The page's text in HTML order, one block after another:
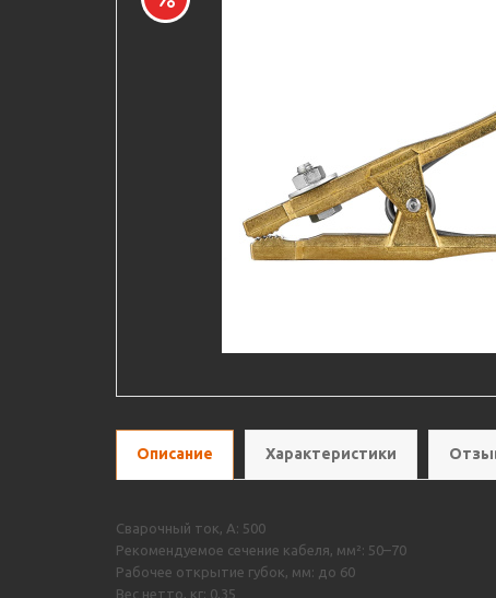
Описание Характеристики
Сварочный ток, А: 500
Рекомендуемое сечение кабеля, мм²: 50–70
Рабочее открытие губок, мм: до 60
Вес нетто, кг: 0,35